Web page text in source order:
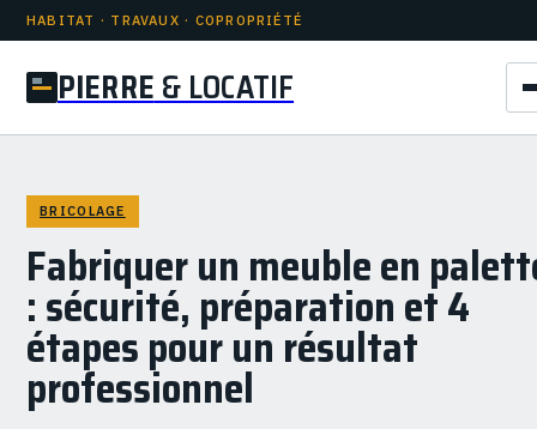
HABITAT · TRAVAUX · COPROPRIÉTÉ
PIERRE & LOCATIF
BRICOLAGE
Fabriquer un meuble en
: sécurité, préparation et 4
étapes pour un résultat
professionnel